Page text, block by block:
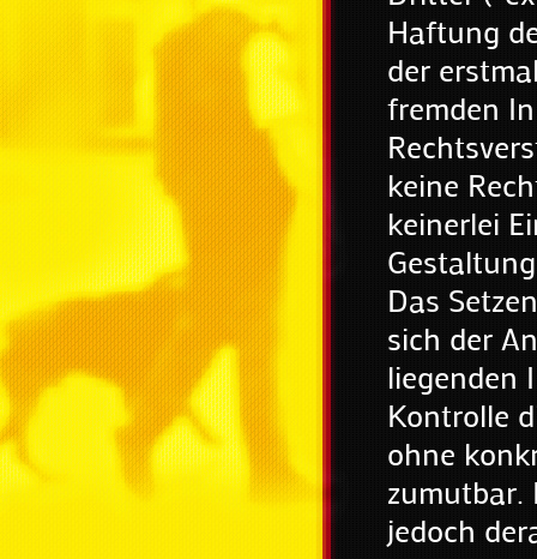
Haftung
der
fremden
keine
keinerlei
Das
sich der
liegenden
Kontrolle
ohne
zumutbar.
jedoch